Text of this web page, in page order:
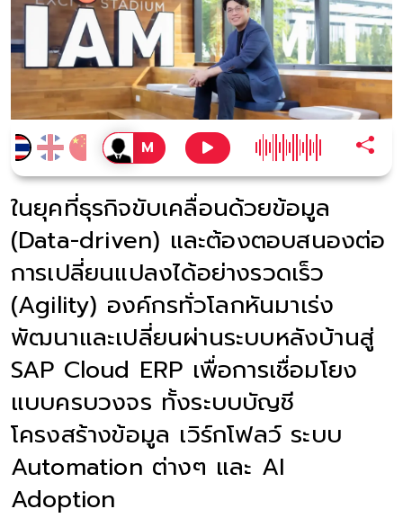
ในยุคที่ธุรกิจขับเคลื่อนด้วยข้อมูล
(Data-driven) และต้องตอบสนองต่อ
การเปลี่ยนแปลงได้อย่างรวดเร็ว
(Agility) องค์กรทั่วโลกหันมาเร่ง
พัฒนาและเปลี่ยนผ่านระบบหลังบ้านสู่
SAP Cloud ERP เพื่อการเชื่อมโยง
แบบครบวงจร ทั้งระบบบัญชี
โครงสร้างข้อมูล เวิร์กโฟลว์ ระบบ
Automation ต่างๆ และ AI
Adoption